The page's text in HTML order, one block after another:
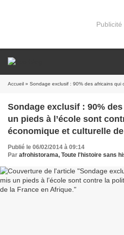
Publicité
Accueil » Sondage exclusif : 90% des africains qui ont mis un pieds à l’école sont
Sondage exclusif : 90%
un pieds à l’école sont
économique et culturelle
Afrique.
Publié le 06/02/2014 à 09:14
Par afrohistorama, Toute l'histoire sans